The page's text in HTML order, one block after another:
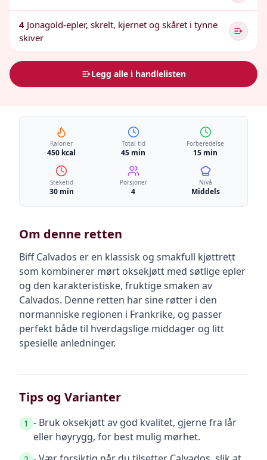
4 Jonagold-epler, skrelt, kjernet og skåret i tynne
skiver
Legg alle i handlelisten
Kalorier
450 kcal
Total tid
45 min
Forberedelse
15 min
Steketid
30 min
Porsjoner
4
Nivå
Middels
Om denne retten
Biff Calvados er en klassisk og smakfull kjøttrett
som kombinerer mørt oksekjøtt med søtlige epler
og den karakteristiske, fruktige smaken av
Calvados. Denne retten har sine røtter i den
normanniske regionen i Frankrike, og passer
perfekt både til hverdagslige middager og litt
spesielle anledninger.
Tips og Varianter
1 - Bruk oksekjøtt av god kvalitet, gjerne fra lår
eller høyrygg, for best mulig mørhet.